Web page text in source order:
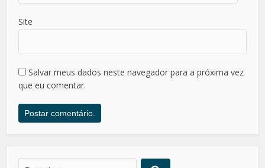
Site
Salvar meus dados neste navegador para a próxima vez
que eu comentar.